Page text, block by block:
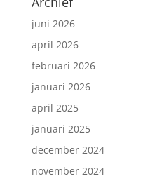
juni 2026
april 2026
februari 2026
januari 2026
april 2025
januari 2025
december 2024
november 2024